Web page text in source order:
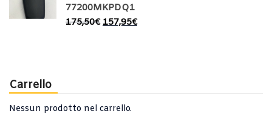
77200MKPDQ1
175,50€ 157,95€
Carrello
Nessun prodotto nel carrello.